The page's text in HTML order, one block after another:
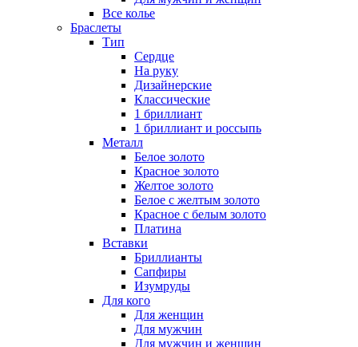
Все колье
Браслеты
Тип
Сердце
На руку
Дизайнерские
Классические
1 бриллиант
1 бриллиант и россыпь
Металл
Белое золото
Красное золото
Желтое золото
Белое с желтым золото
Красное с белым золото
Платина
Вставки
Бриллианты
Сапфиры
Изумруды
Для кого
Для женщин
Для мужчин
Для мужчин и женщин